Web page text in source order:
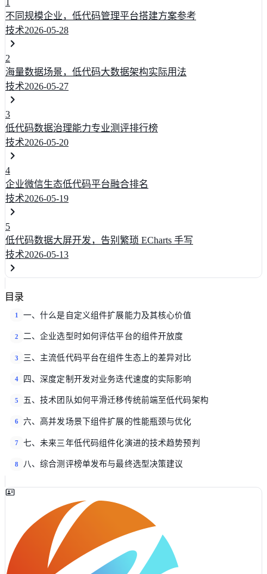
不同规模企业，低代码管理平台搭建方案参考
技术2026-05-28
2
海量数据场景，低代码大数据架构实际用法
技术2026-05-27
3
低代码数据治理能力专业测评排行榜
技术2026-05-20
4
企业微信生态低代码平台融合排名
技术2026-05-19
5
低代码数据大屏开发，告别繁琐 ECharts 手写
技术2026-05-13
目录
1 一、什么是自定义组件扩展能力及其核心价值
2 二、企业选型时如何评估平台的组件开放度
3 三、主流低代码平台在组件生态上的差异对比
4 四、深度定制开发对业务迭代速度的实际影响
5 五、技术团队如何平滑迁移传统前端至低代码架构
6 六、高并发场景下组件扩展的性能瓶颈与优化
7 七、未来三年低代码组件化演进的技术趋势预判
8 八、综合测评榜单发布与最终选型决策建议